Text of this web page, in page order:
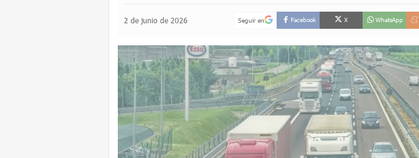
2 de junio de 2026 Seguir en Facebook X WhatsApp